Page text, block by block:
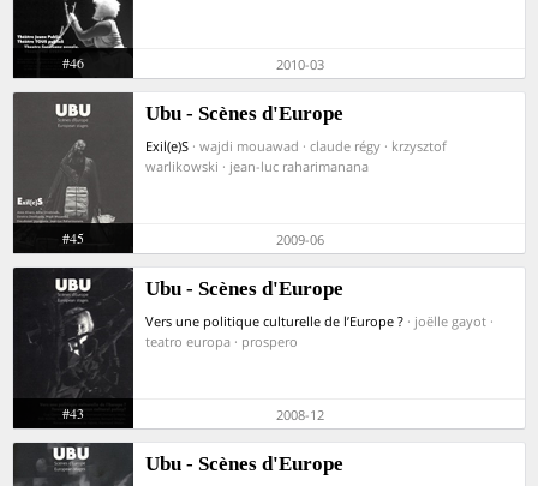
#46 2010-03
Ubu - Scènes d'Europe
Exil(e)S · wajdi mouawad · claude régy · krzysztof
warlikowski · jean-luc raharimanana
#45 2009-06
Ubu - Scènes d'Europe
Vers une politique culturelle de l’Europe ? · joëlle gayot ·
teatro europa · prospero
#43 2008-12
Ubu - Scènes d'Europe